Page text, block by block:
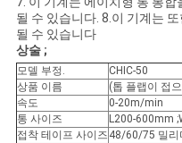
될 수 있습니다. 8.이 기계는
될 수 있습니다
상술 ;
모델 부정.
CHIC-50
상품 이름
(톱 플랩이 접
속도
0-20m/min
통 사이즈
L200-600mm
접착 테이프 사이즈 48/60/75 밀리